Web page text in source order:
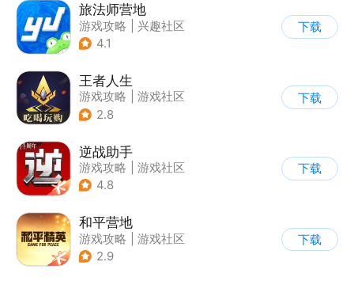
旅法师营地
游戏攻略
兴趣社区
| 游戏社区
4.1
下载
王者人生
游戏攻略
游戏社区
2.8
下载
逆战助手
游戏攻略
游戏社区
4.8
下载
和平营地
游戏攻略
游戏社区
2.9
下载